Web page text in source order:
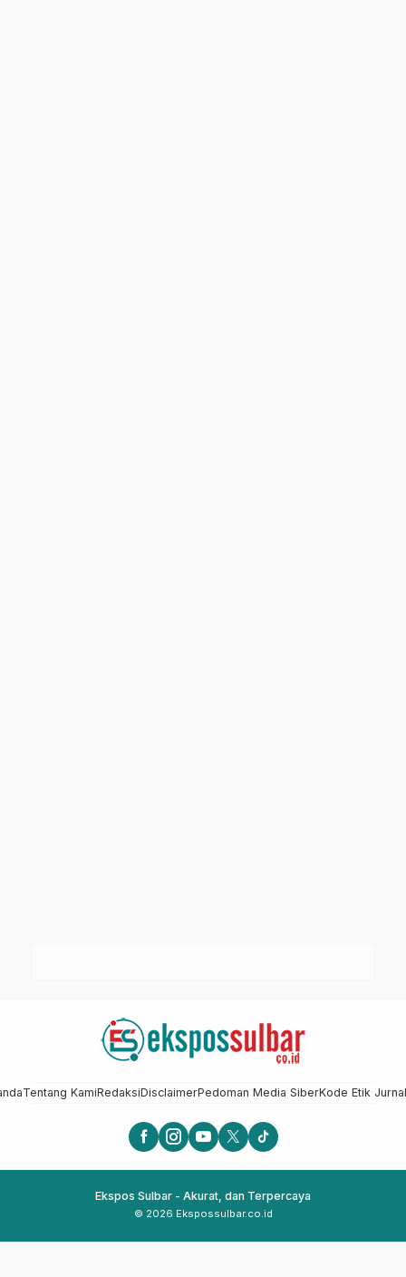
Tentang KamiRedaksiDisclaimerPedoman Media SiberKode Etik
Ekspos Sulbar - Akurat, dan Terpercaya
© 2026 Ekspossulbar.co.id